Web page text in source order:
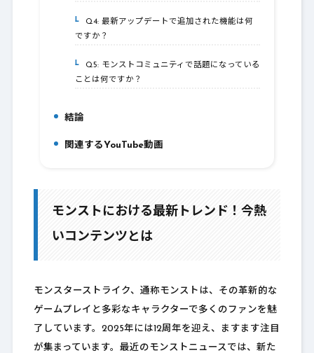
5-4.Q4: 最新アップデートで追加された機能は何
ですか？
5-5.Q5: モンストコミュニティで話題になっている
ことは何ですか？
6.結論
関連するYouTube動画
モンストにおける最新トレンド！今熱
いコンテンツとは
モンスターストライク、通称モンストは、その革新的な
ゲームプレイと多彩なキャラクターで多くのファンを魅
了しています。2025年には12周年を迎え、ますます注目
が集まっています。最近のモンストニュースでは、新た